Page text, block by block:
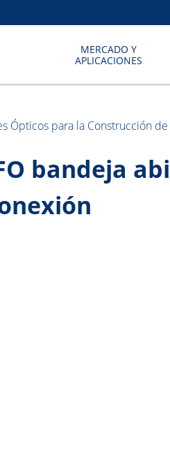
MERCADO Y
APLICACIONES
Ópticos para la Construcción
bandeja